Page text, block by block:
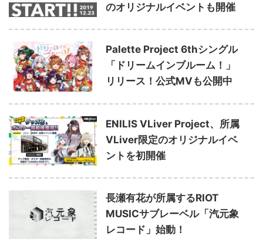
のオリジナルイベントも開催
Palette Project 6thシングル
「ドリームインブルーム！」
リリース！公式MVも公開中
ENILIS VLiver Project、所属
VLiver限定のオリジナルイベ
ントを初開催
長瀬有花が所属するRIOT
MUSICサブレーベル「汽元象
レコード」始動！